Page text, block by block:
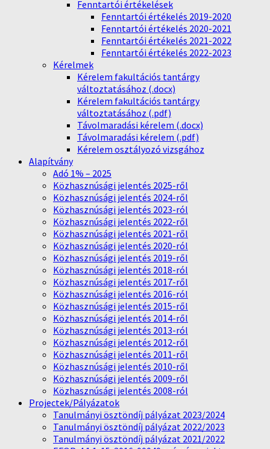
Fenntartói értékelések
Fenntartói értékelés 2019-2020
Fenntartói értékelés 2020-2021
Fenntartói értékelés 2021-2022
Fenntartói értékelés 2022-2023
Kérelmek
Kérelem fakultációs tantárgy
változtatásához (.docx)
Kérelem fakultációs tantárgy
változtatásához (.pdf)
Távolmaradási kérelem (.docx)
Távolmaradási kérelem (.pdf)
Kérelem osztályozó vizsgához
Alapítvány
Adó 1% – 2025
Közhasznúsági jelentés 2025-ről
Közhasznúsági jelentés 2024-ről
Közhasznúsági jelentés 2023-ról
Közhasznúsági jelentés 2022-ről
Közhasznúsági jelentés 2021-ről
Közhasznúsági jelentés 2020-ról
Közhasznúsági jelentés 2019-ről
Közhasznúsági jelentés 2018-ról
Közhasznúsági jelentés 2017-ről
Közhasznúsági jelentés 2016-ról
Közhasznúsági jelentés 2015-ről
Közhasznúsági jelentés 2014-ről
Közhasznúsági jelentés 2013-ról
Közhasznúsági jelentés 2012-ről
Közhasznúsági jelentés 2011-ről
Közhasznúsági jelentés 2010-ről
Közhasznúsági jelentés 2009-ről
Közhasznúsági jelentés 2008-ról
Projectek/Pályázatok
Tanulmányi ösztöndíj pályázat 2023/2024
Tanulmányi ösztöndíj pályázat 2022/2023
Tanulmányi ösztöndíj pályázat 2021/2022